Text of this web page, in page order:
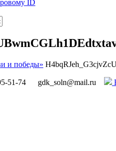
ID
и победы»
51-74 gdk_soln@mail.ru